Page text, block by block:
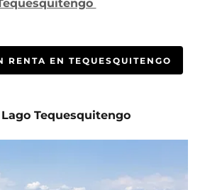
RENTA EN TEQUESQUITENGO
Lago Tequesquitengo